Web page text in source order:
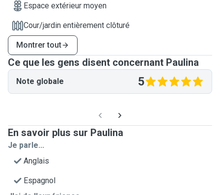
Espace extérieur moyen
Cour/jardin entièrement clôturé
Montrer tout
Ce que les gens disent concernant Paulina
Note globale 5
En savoir plus sur Paulina
Je parle...
Anglais
Espagnol